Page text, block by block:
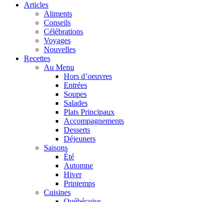
Articles
Aliments
Conseils
Célébrations
Voyages
Nouvelles
Recettes
Au Menu
Hors d’oeuvres
Entrées
Soupes
Salades
Plats Principaux
Accompagnements
Desserts
Déjeuners
Saisons
Été
Automne
Hiver
Printemps
Cuisines